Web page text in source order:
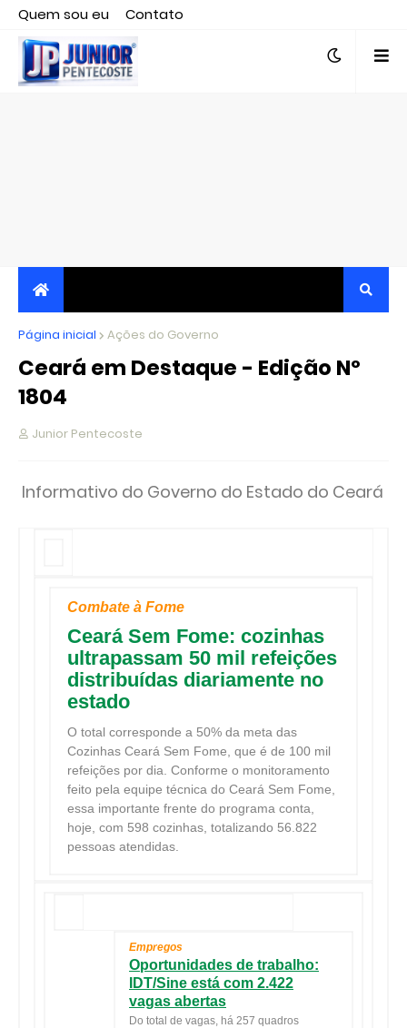
Quem sou eu
Contato
Editor responsável, jornalista Clovis Almeida.
JORNALISMO INDEPENDENTE, TRANSPARENTE E
CRÍTICO
Página inicial Ações do Governo
Ceará em Destaque - Edição Nº
1804
Junior Pentecoste
Informativo do Governo do Estado do Ceará
Combate à Fome
Ceará Sem Fome: cozinhas
ultrapassam 50 mil refeições
distribuídas diariamente no
estado
O total corresponde a 50% da meta das
Cozinhas Ceará Sem Fome, que é de 100 mil
refeições por dia. Conforme o monitoramento
feito pela equipe técnica do Ceará Sem Fome,
essa importante frente do programa conta,
hoje, com 598 cozinhas, totalizando 56.822
pessoas atendidas.
Empregos
Oportunidades de trabalho:
IDT/Sine está com 2.422
vagas abertas
Do total de vagas, há 257 quadros